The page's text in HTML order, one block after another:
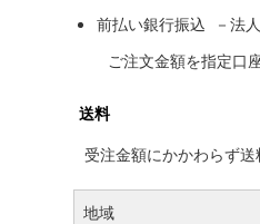
前払い銀行振込 －法
ご注文金額を指定口
送料
受注金額にかかわらず
地域